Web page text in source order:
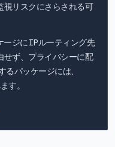
視リスクにさらされる可
ージにIPルーティング先
せず、プライバシーに配
パッケージには、
す。